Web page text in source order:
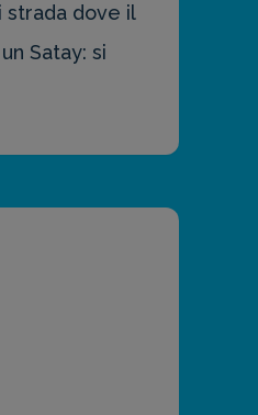
strada dove il
Satay: si